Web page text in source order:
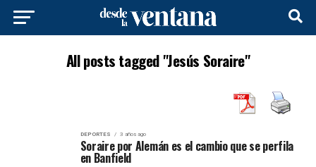
All posts tagged "Jesús Soraire"
DEPORTES 3 años ago
Soraire por Alemán es el cambio que se perfila
en Banfield